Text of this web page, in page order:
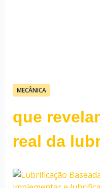
MECÂNICA
que
real da